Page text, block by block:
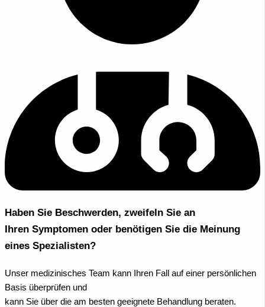
Haben Sie Beschwerden, zweifeln Sie an
Ihren Symptomen oder benötigen Sie die Meinung
eines Spezialisten?
Unser medizinisches Team kann Ihren Fall auf einer persönlichen
Basis überprüfen und
kann Sie über die am besten geeignete Behandlung beraten.